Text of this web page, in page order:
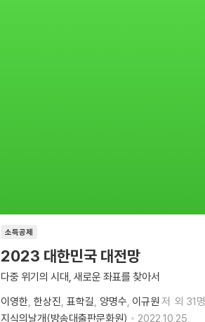
소득공제
2023 대한민국 대전망
다중 위기의 시대, 새로운 좌표를 찾아서
이영한 한상진 표학길 양명수 이규원 저 외 31명
지식의날개(방송대출판문화원)
2022.10.25.